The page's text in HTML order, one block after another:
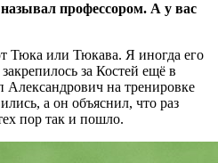
профессором. А у вас
Тюка или Тюкава. Я иногда его
за Костей ещё в
на тренировке
а он объяснил, что раз
пор так и пошло.